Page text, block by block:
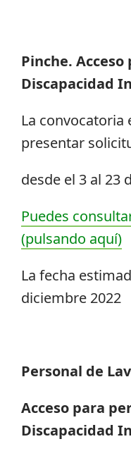
Pinche.
Discapacidad
La convocatoria
presentar
desde el 3 al 23
Puedes
(pulsando aquí)
La fecha
diciembre 2022
Personal de
Acceso para
Discapacidad